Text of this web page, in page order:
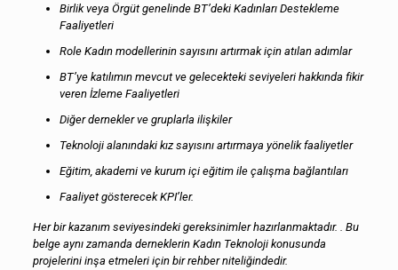
Birlik veya Örgüt genelinde BT’deki Kadınları Destekleme
Faaliyetleri
Role Kadın modellerinin sayısını artırmak için atılan adımlar
BT’ye katılımın mevcut ve gelecekteki seviyeleri hakkında fikir
veren İzleme Faaliyetleri
Diğer dernekler ve gruplarla ilişkiler
Teknoloji alanındaki kız sayısını artırmaya yönelik faaliyetler
Eğitim, akademi ve kurum içi eğitim ile çalışma bağlantıları
Faaliyet gösterecek KPI’ler.
Her bir kazanım seviyesindeki gereksinimler hazırlanmaktadır. . Bu
belge aynı zamanda derneklerin Kadın Teknoloji konusunda
projelerini inşa etmeleri için bir rehber niteliğindedir.